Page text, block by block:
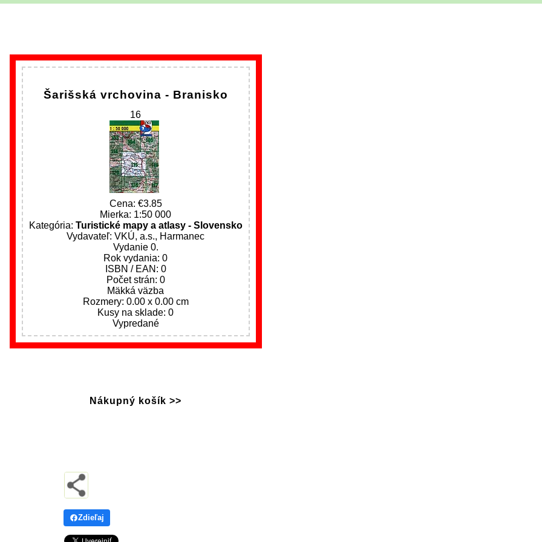
Šarišská vrchovina - Branisko
16
Cena:
3.85
Mierka: 1:50 000
Kategória: Turistické mapy a atlasy - Slovensko
Vydavateľ: VKÚ, a.s., Harmanec
Vydanie 0.
Rok vydania: 0
ISBN / EAN: 0
Počet strán: 0
Mäkká väzba
Rozmery: 0.00 x 0.00 cm
Kusy na sklade: 0
Vypredané
Nákupný košík >>
Zdieľaj